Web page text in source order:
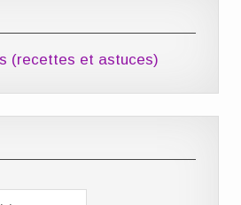
(recettes et astuces)